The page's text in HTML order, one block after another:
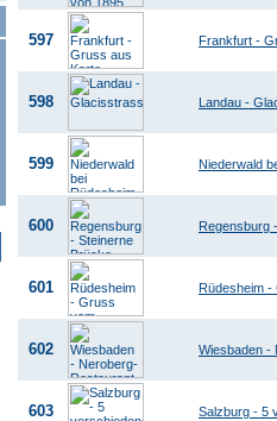
597 Frankfurt -
598 Landau -
599 Niederwald
600 Regensburg
601 Rüdesheim -
602 Wiesbaden -
603 Salzburg - 5